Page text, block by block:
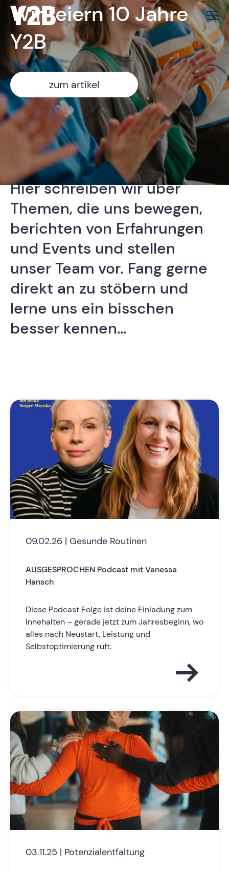
Wir feiern 10 Jahre
Y2B
zum artikel
magazin
Hier schreiben wir über
Themen, die uns bewegen,
berichten von Erfahrungen
und Events und stellen
unser Team vor. Fang gerne
direkt an zu stöbern und
lerne uns ein bisschen
besser kennen…
09.02.26 | Gesunde Routinen
AUSGESPROCHEN Podcast mit Vanessa
Hansch
Diese Podcast Folge ist deine Einladung zum
Innehalten – gerade jetzt zum Jahresbeginn, wo
alles nach Neustart, Leistung und
Selbstoptimierung ruft.
03.11.25 | Potenzialentfaltung